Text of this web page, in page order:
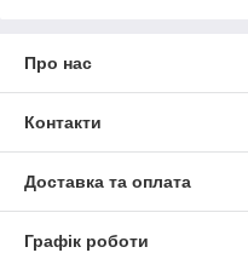
Про нас
Контакти
Доставка та оплата
Графік роботи